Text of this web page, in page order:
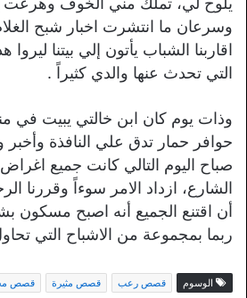
وسرعان ما انتشرت اخبار شبح
اقاربنا الشباب يأتون إلي بيتنا
التي تحدث عنها والدي كثيراً .
وذات يوم كان ابن خالتي يبيت في
حوافر حمار تدق علي النافذة
صباح اليوم التالي كانت جميع
الشارع، ازداد الامر سوءاً وقررنا
أن اقتنع الجميع أنه اصبح مسكون
ربما بمجموعة من الاشباح التي
الوسوم قصص رعب قصص مثيرة قصص